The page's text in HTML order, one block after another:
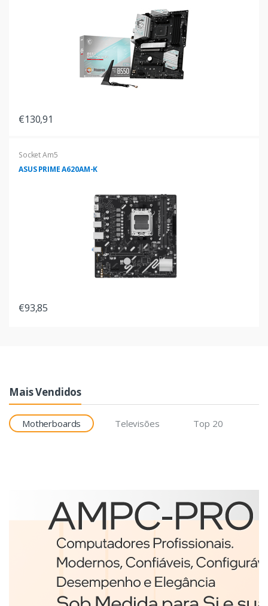
€130,91
Socket Am5
ASUS PRIME A620AM-K
€93,85
Mais Vendidos
Motherboards Televisões Top 20
Etiquetas
Brother BCS-1J074102-121
etiqueta para impressão
Branco
€98,75